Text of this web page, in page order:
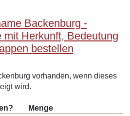
Backenburg -
mit Herkunft, Bedeutung
bestellen
vorhanden, wenn dieses
wird.
Menge